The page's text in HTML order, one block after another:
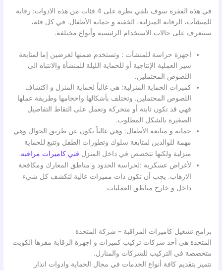
في هذه الفقرة سوف نلقي نظرة على 4 فئات من هذه الادوات: رقابة
للمنشآت، الرقابة المنزلية، الخفية و حماية الأطفال. في كل فئة،
سنتعرف على حالات الاستخدام الرئيسية وأنواع مختلفة.
اجهزة حراسة للمنشآت : وتستخدم ضمنها لغرضين إما لمتابعة
سير العملية الإنتاجية أو للحماية الليلة للمنشأة والانتباه الى
اللصوص المحتملين.
كميرات الحماية المنزلية: هي غالباً لحماية المنزل و اكتشاف
اللصوص المحتملين. وتختلف بأشكالها واحجامها وطريقة عملها
فهي قد تكون ثابتة أو متحركة وتعمل على التقاط التفاصيل
الصغيرة بالشكل المطلوب.
حماية و متابعة الأطفال: وهي غالباً تكون عن طريق الجوال وهي
مهمة للوالدين لمتابعة سلوك وتطورات الطفل وتتبع للحماية
منزلية ولكنها تتخصص في داخل المنزل فني كاميرات مراقبه.
لأغراض عسكرية :لحراسة الحدود و مناطق المعارك ومكافحة
الارهاب. يجب أن تكون ذات مميزات عالية لتكشف كل شيء
داخل و خارج مناطق العمليات.
برامج تشغيل كاميرات المراقبة – شركة المتحدة
المتحدة هي أحد شركات تركيب كميرات و اجهزة الرقابة مقرها الكويت
متخصصة في التركيب للشركات والمنازل.
نتميز بتقديم كافة أنواع الخدمات في مجال الحماية وادوات انذار